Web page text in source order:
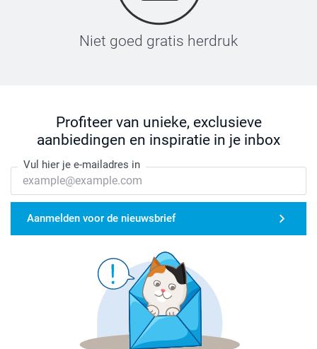
Niet goed gratis herdruk
Profiteer van unieke, exclusieve
aanbiedingen en inspiratie in je inbox
Vul hier je e-mailadres in
Aanmelden voor de nieuwsbrief